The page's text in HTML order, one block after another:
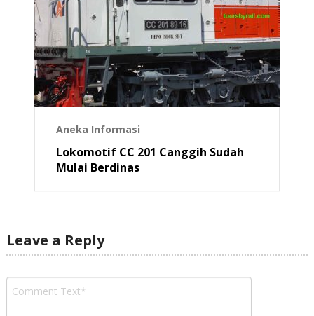
Aneka Informasi
Lokomotif CC 201 Canggih Sudah
Mulai Berdinas
Leave a Reply